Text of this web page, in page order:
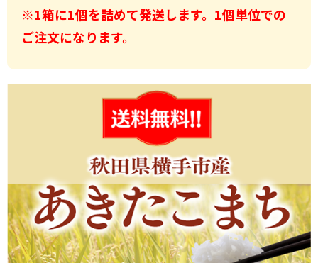
※1箱に1個を詰めて発送します。1個単位での
ご注文になります。